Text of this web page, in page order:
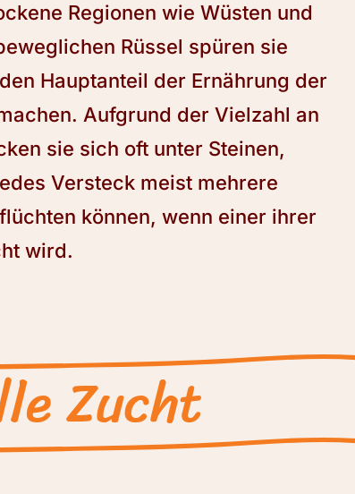
Regionen wie Wüsten und
Rüssel spüren sie
Hauptanteil der Ernährung der
Aufgrund der Vielzahl an
sie sich oft unter Steinen,
Versteck meist mehrere
können, wenn einer ihrer
wird.
Zucht